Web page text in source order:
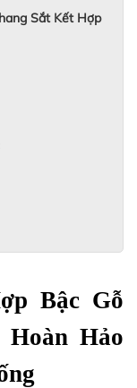
Sắt Kết Hợp
Bậc Gỗ
Hảo